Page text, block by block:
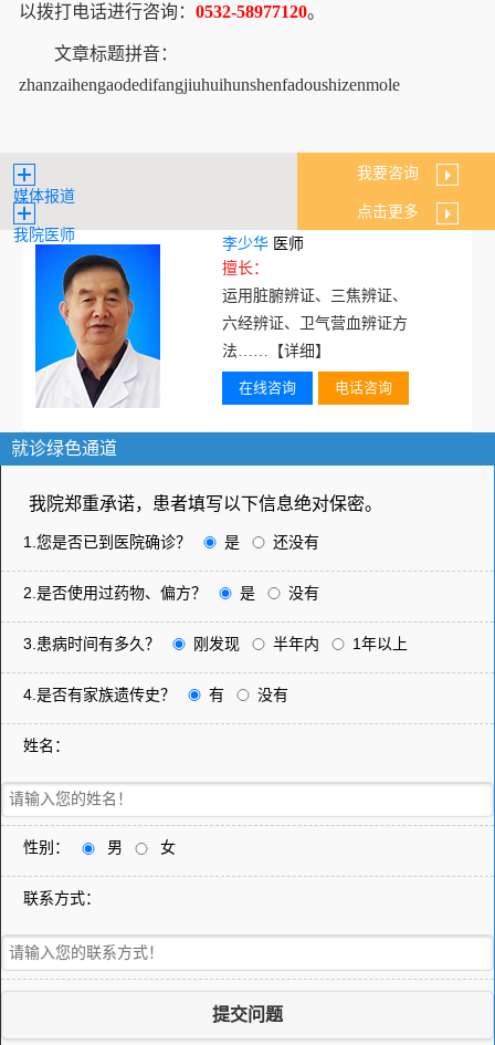
以拨打电话进行咨询： 0532-58977120。
文章标题拼音：
zhanzaihengaodedifangjiuhuihunshenfadoushizenmole
媒体报道
我要咨询
我院医师
点击更多
李少华 医师
擅长：
运用脏腑辨证、三焦辨证、
六经辨证、卫气营血辨证方
法……
【详细】
在线咨询 电话咨询
就诊绿色通道
我院郑重承诺，患者填写以下信息绝对保密。
1.您是否已到医院确诊？ 是 还没有
2.是否使用过药物、偏方？ 是 没有
3.患病时间有多久？ 刚发现 半年内 1年以上
4.是否有家族遗传史？ 有 没有
姓名：
性别： 男 女
联系方式：
提交问题